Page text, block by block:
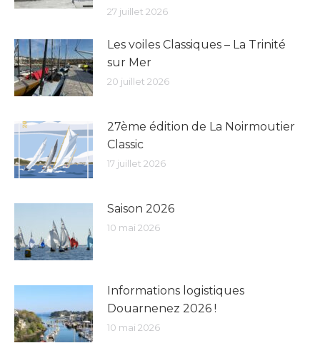
27 juillet 2026
Les voiles Classiques – La Trinité
sur Mer
20 juillet 2026
27ème édition de La Noirmoutier
Classic
17 juillet 2026
Saison 2026
10 mai 2026
Informations logistiques
Douarnenez 2026 !
10 mai 2026